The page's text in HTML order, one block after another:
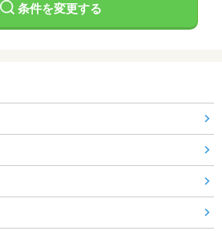
条件を変更する